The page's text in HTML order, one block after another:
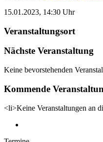
15.01.2023, 14:30 Uhr
Veranstaltungsort
Nächste Veranstaltung
Keine bevorstehenden
Kommende
<li>Keine Veranstaltungen an